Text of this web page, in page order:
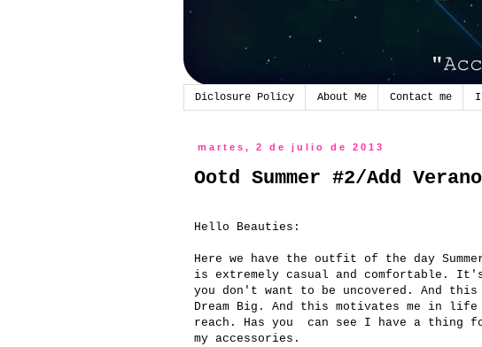
Diclosure Policy About Me Contact me
martes, 2 de julio de 2013
Ootd Summer #2/Add
Hello Beauties:
Here we have the outfit of the day
is extremely casual and comfortable.
you don't want to be uncovered. And
Dream Big. And this motivates me in
reach. Has you can see I have a thing
my accessories.